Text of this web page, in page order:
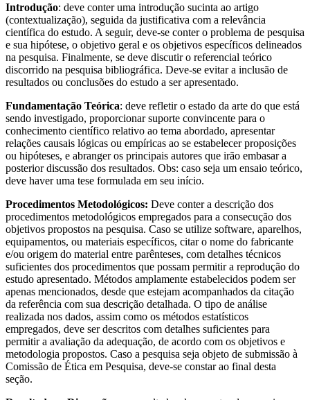
Introdução: deve conter uma introdução sucinta ao artigo
(contextualização), seguida da justificativa com a relevância
científica do estudo. A seguir, deve-se conter o problema de pesquisa
e sua hipótese, o objetivo geral e os objetivos específicos delineados
na pesquisa. Finalmente, se deve discutir o referencial teórico
discorrido na pesquisa bibliográfica. Deve-se evitar a inclusão de
resultados ou conclusões do estudo a ser apresentado.
Fundamentação Teórica: deve refletir o estado da arte do que está
sendo investigado, proporcionar suporte convincente para o
conhecimento científico relativo ao tema abordado, apresentar
relações causais lógicas ou empíricas ao se estabelecer proposições
ou hipóteses, e abranger os principais autores que irão embasar a
posterior discussão dos resultados. Obs: caso seja um ensaio teórico,
deve haver uma tese formulada em seu início.
Procedimentos Metodológicos: Deve conter a descrição dos
procedimentos metodológicos empregados para a consecução dos
objetivos propostos na pesquisa. Caso se utilize software, aparelhos,
equipamentos, ou materiais específicos, citar o nome do fabricante
e/ou origem do material entre parênteses, com detalhes técnicos
suficientes dos procedimentos que possam permitir a reprodução do
estudo apresentado. Métodos amplamente estabelecidos podem ser
apenas mencionados, desde que estejam acompanhados da citação
da referência com sua descrição detalhada. O tipo de análise
realizada nos dados, assim como os métodos estatísticos
empregados, deve ser descritos com detalhes suficientes para
permitir a avaliação da adequação, de acordo com os objetivos e
metodologia propostos. Caso a pesquisa seja objeto de submissão à
Comissão de Ética em Pesquisa, deve-se constar ao final desta
seção.